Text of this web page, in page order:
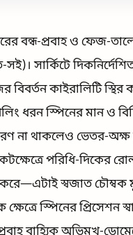
বন্ধ-প্রবাহ ও ফেজ-
সার্কিটে
কাইরালিটি স্থির
ধরন স্পিনের মান ও
না থাকলেও ভেতর-
পরিধি-দিকের
স্বজাত চৌম্বক
ক্ষেত্রে স্পিনের প্রিসেশন
বাহ্যিক অভিমুখ-